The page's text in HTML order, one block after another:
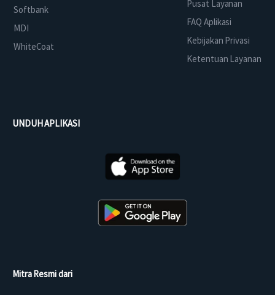
Softbank
MDI
WhiteCoat
Pusat Layanan
FAQ Aplikasi
Kebijakan Privasi
Ketentuan Layanan
UNDUH APLIKASI
Mitra Resmi dari